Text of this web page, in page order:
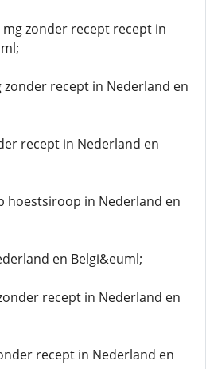
zonder recept recept in
zonder recept in Nederland en
recept in Nederland en
hoestsiroop in Nederland en
en Belgi&euml;
recept in Nederland en
recept in Nederland en